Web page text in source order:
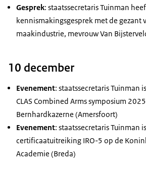
Gesprek: staatssecretaris Tuinman
kennismakingsgesprek met de gezant
maakindustrie, mevrouw Van
10 december
Evenement: staatssecretaris Tuinman
CLAS Combined Armssymposium
Bernhardkazerne (Amersfoort)
Evenement: staatssecretaris Tuinman
certificaatuitreiking IRO-5 op de
Academie (Breda)